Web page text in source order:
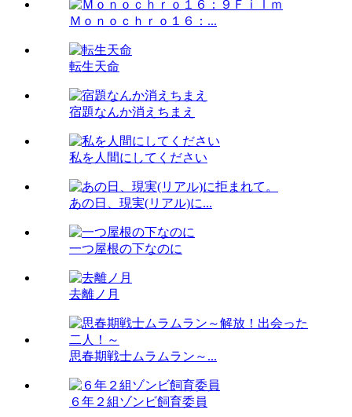
Ｍｏｎｏｃｈｒｏ１６：...
転生天命
宿題なんか消えちまえ
私を人間にしてください
あの日、現実(リアル)に...
一つ屋根の下なのに
去離ノ月
思春期戦士ムラムラン～...
６年２組ゾンビ飼育委員